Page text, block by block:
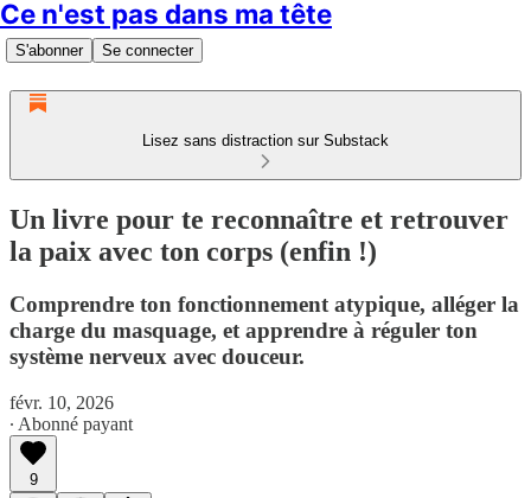
Ce n'est pas dans ma tête
S'abonner Se connecter
Lisez sans distraction sur Substack
Un livre pour te reconnaître et retrouver
la paix avec ton corps (enfin !)
Comprendre ton fonctionnement atypique, alléger la
charge du masquage, et apprendre à réguler ton
système nerveux avec douceur.
févr. 10, 2026
∙ Abonné payant
9